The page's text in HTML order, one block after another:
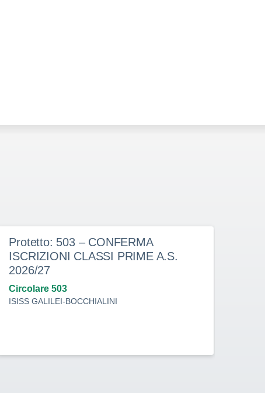
Protetto: 503 – CONFERMA
ISCRIZIONI CLASSI PRIME A.S.
2026/27
Circolare 503
ISISS GALILEI-BOCCHIALINI